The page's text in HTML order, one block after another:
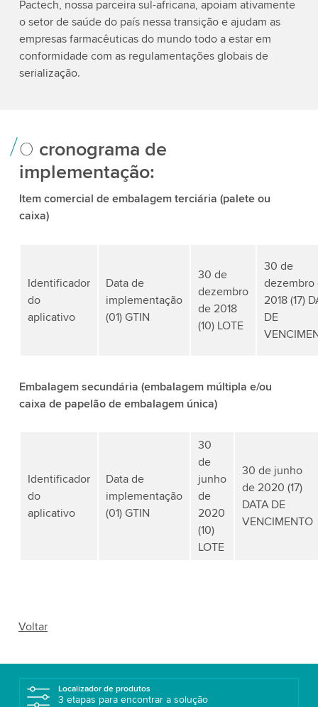
Pactech, nossa parceira sul-africana, apoiam ativamente
o setor de saúde do país nessa transição e ajudam as
empresas farmacêuticas do mundo todo a estar em
conformidade com as regulamentações globais de
serialização.
O cronograma de
implementação:
Item comercial de embalagem terciária (palete ou
caixa)
Identificador
do
aplicativo
Data de
implementação
(01) GTIN
30 de
dezembro
de 2018
(10) LOTE
30 de
dezembro
2018 (17)
DE
Embalagem secundária (embalagem múltipla e/ou
caixa de papelão de embalagem única)
Identificador
do
aplicativo
Data de
implementação
(01) GTIN
30
de
junho
de
2020
(10)
LOTE
30 de junho
de 2020 (17)
DATA DE
VENCIMENTO
Voltar
Localizador de produtos
3 etapas para encontrar a solução